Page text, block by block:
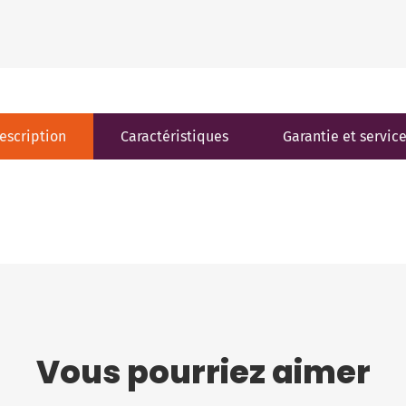
Caractéristiques Garantie et
Vous pourriez aimer